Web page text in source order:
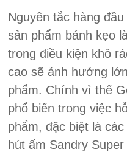
Nguyên tắc hàng
sản phẩm bánh kẹo
trong điều kiện khô
cao sẽ ảnh hưởng
phẩm. Chính vì thế
phổ biến trong việc
phẩm, đặc biệt là
hút ẩm Sandry